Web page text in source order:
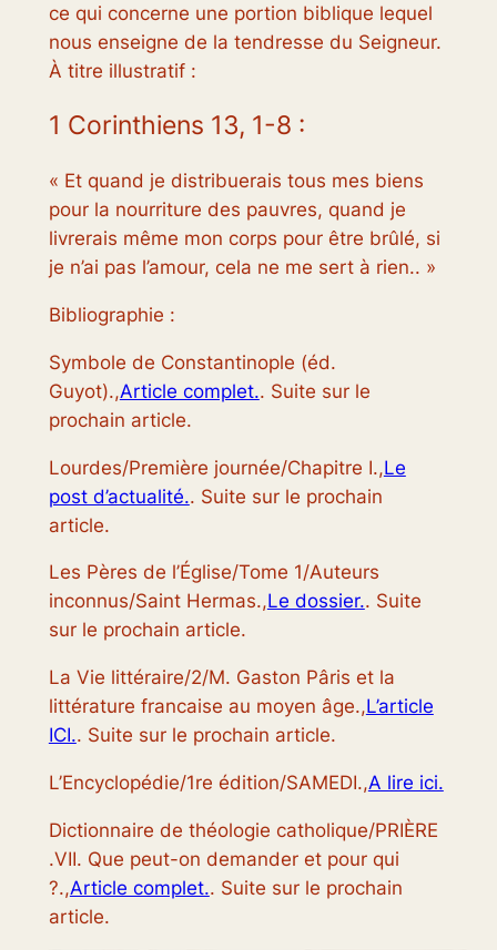
ce qui concerne une portion biblique lequel
nous enseigne de la tendresse du Seigneur.
À titre illustratif :
1 Corinthiens 13, 1-8 :
« Et quand je distribuerais tous mes biens
pour la nourriture des pauvres, quand je
livrerais même mon corps pour être brûlé, si
je n’ai pas l’amour, cela ne me sert à rien.. »
Bibliographie :
Symbole de Constantinople (éd.
Guyot).,Article complet.. Suite sur le
prochain article.
Lourdes/Première journée/Chapitre I.,Le
post d’actualité.. Suite sur le prochain
article.
Les Pères de l’Église/Tome 1/Auteurs
inconnus/Saint Hermas.,Le dossier.. Suite
sur le prochain article.
La Vie littéraire/2/M. Gaston Pâris et la
littérature francaise au moyen âge.,L’article
ICI.. Suite sur le prochain article.
L’Encyclopédie/1re édition/SAMEDI.,A lire ici.
Dictionnaire de théologie catholique/PRIÈRE
.VII. Que peut-on demander et pour qui
?.,Article complet.. Suite sur le prochain
article.